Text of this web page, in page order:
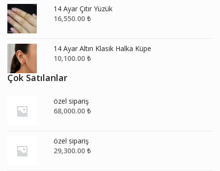
14 Ayar Çıtır Yüzük
16,550.00 ₺
14 Ayar Altın Klasik Halka Küpe
10,100.00 ₺
Çok Satılanlar
özel sipariş
68,000.00 ₺
özel sipariş
29,300.00 ₺